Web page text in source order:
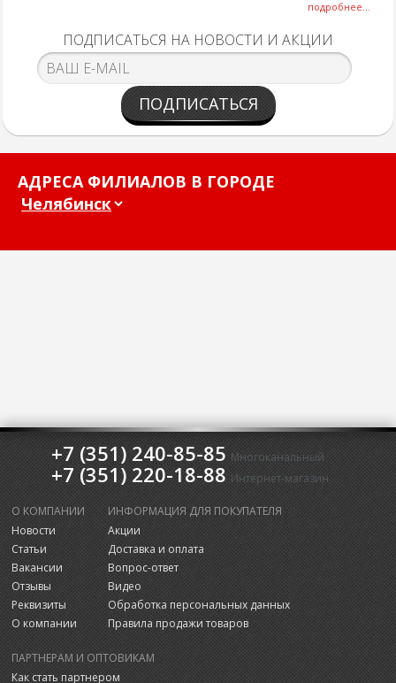
подробнее...
ПОДПИСАТЬСЯ НА НОВОСТИ И АКЦИИ
ПОДПИСАТЬСЯ
АДРЕСА ФИЛИАЛОВ В ГОРОДЕ
+7 (351) 240-85-85 Многоканальный
+7 (351) 220-18-88 Интернет-магазин
О КОМПАНИИ
Новости
Статьи
Вакансии
Отзывы
Реквизиты
О компании
ИНФОРМАЦИЯ ДЛЯ ПОКУПАТЕЛЯ
Акции
Доставка и оплата
Вопрос-ответ
Видео
Обработка персональных данных
Правила продажи товаров
ПАРТНЕРАМ И ОПТОВИКАМ
Как стать партнером